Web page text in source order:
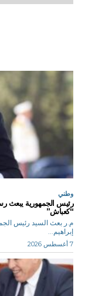
وطني
رئيس الجمهورية يبعث
“كعباش”
م.ر بعث السيد رئيس
إبراهيم...
7 أغسطس 2026